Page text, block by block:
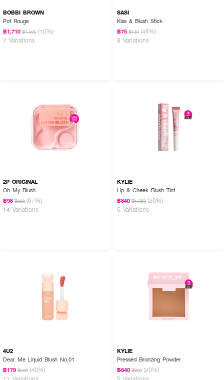
Ingredients:
CANINA FRUIT OIL (ROSEHIP OIL), THEOBROMA CACAO (COCOA)
SEED BUTTER (COCOA SEED BUTTER), CARTHAMUS TINCTORIUS
(SAFFLOWER) SEED OIL, LIMNANTHES ALBA (MEADOWFOAM) SEED
OIL, VACCINIUM ANGUSTIFOLIUM (BLUEBERRY) FRUIT EXTRACT
(BLUEBERRY EXTRACT), GLYCELLYL BEHENATE, SODIUM
HYALURONATE (ENCAPSULATED HYALURONATE)
FAQ:
● เป็นคนผิวสองสี ผิวเข้ม หรือผิวโทนเหลือง หากใช้บลัชออนเปลี่ยนสีตามค่า pH
ตัวนี้ สีจะลอย วอก หรือดูหลอกตาไหม? ไม่ลอยและไม่วอกแน่นอน เนื่องจาก
ผลิตภัณฑ์นี้ใช้นวัตกรรม Adaptive Color Technology ที่จะทำปฏิกิริยากับค่า pH
ตกร่องแน่นอน ด้วยเนื้อบลัชที่เนียนละเอียดและบางเบาเป็นพิเศษ ผ่านการผสาน
คุณค่าบำรุงที่ช่วยล็อคความชุ่มชื้น ผิวจึงยังคงนุ่มเนียน ไม่แห้งตึง ทั้งยังมี
คุณสมบัติในการควบคุมความมัน กันน้ำ และกันเหงื่อได้อย่างดีเยี่ยม เนื้อผลิตภัณฑ์
จึงยึดเกาะผิวได้ดีโดยไม่เหนียวเหนอะหนะ สามารถปัดทัชอัพเพื่อเติมความสดใสให้
พวงแก้มระหว่างวันได้อย่างราบรื่นและเนียนสนิท
สดชื่นกระชับใส มั่นใจได้ทุกยิ้ม
BOBBI BROWN
Pot Rouge
฿1,710 ฿1,900 (10%)
7 Variations
SASI
Kiss & Blush Stick
฿75 ฿139 (46%)
8 Variations
2P ORIGINAL
Oh My Blush
฿98 ฿299 (67%)
14 Variations
KYLIE
Lip & Cheek Blush Tint
฿840 ฿1,050 (20%)
5 Variations
4U2
Dear Me Liquid Blush No.01
฿179 ฿299 (40%)
11 Variations
KYLIE
Pressed Bronzing Powder
฿640 ฿800 (20%)
5 Variations